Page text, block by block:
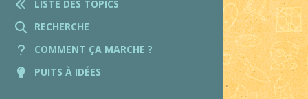
LISTE DES TOPICS
RECHERCHE
COMMENT ÇA MARCHE ?
PUITS À IDÉES